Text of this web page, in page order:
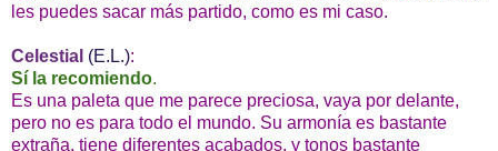
les puedes sacar más partido, como es mi caso.
Celestial (E.L.):
Sí la recomiendo.
Es una paleta que me parece preciosa, vaya por delante,
pero no es para todo el mundo. Su armonía es bastante
extraña, tiene diferentes acabados, y tonos bastante